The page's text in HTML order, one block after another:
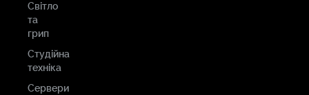
Світло
та
грип
Студійна
техніка
Сервери